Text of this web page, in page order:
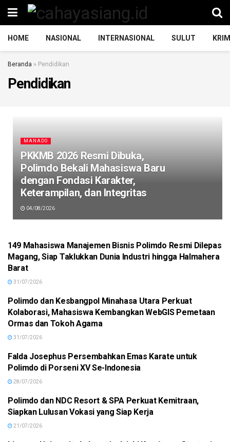
HOME NASIONAL INTERNASIONAL SULUT
Beranda » Pendidikan
Pendidikan
MANADO
PKKMB 2026 Resmi Dibuka,
Polimdo Bekali Mahasiswa Baru
dengan Fondasi Karakter,
Keterampilan, dan Integritas
04/08/2026
MANADO
149 Mahasiswa Manajemen Bisnis Polimdo Resmi Dilepas
Magang, Siap Taklukkan Dunia Industri hingga Halmahera
Barat
31/07/2026
MANADO
Polimdo dan Kesbangpol Minahasa Utara Perkuat
Kolaborasi, Mahasiswa Kembangkan WebGIS Pemetaan
Ormas dan Tokoh Agama
31/07/2026
NASIONAL
Falda Josephus Persembahkan Emas Karate untuk
Polimdo di Porseni XV Se-Indonesia
28/07/2026
EKONOMI & BISNIS
Polimdo dan NDC Resort & SPA Perkuat Kemitraan,
Siapkan Lulusan Vokasi yang Siap Kerja
21/07/2026